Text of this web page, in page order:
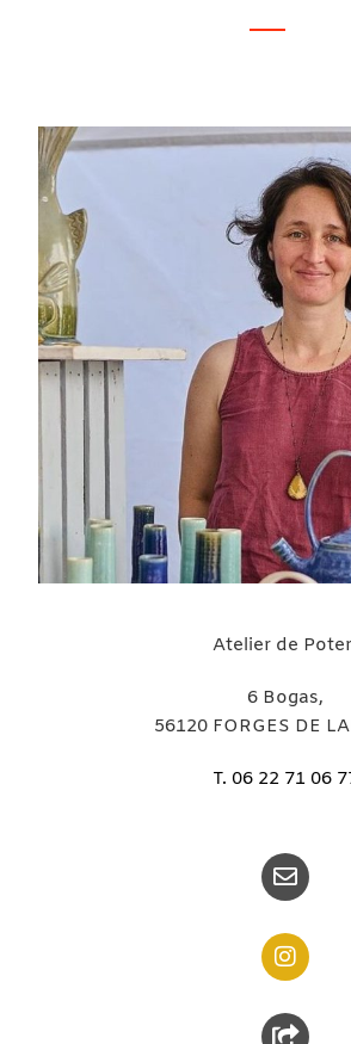
Atelier de
6 Bogas,
56120 FORGES DE
T. 06 22 71 06